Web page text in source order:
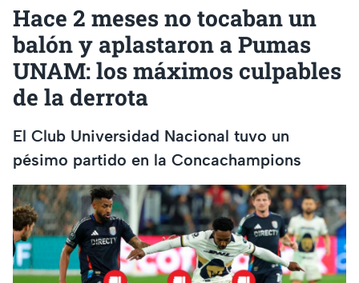
Hace 2 meses no tocaban un
balón y aplastaron a Pumas
UNAM: los máximos culpables
de la derrota
El Club Universidad Nacional tuvo un
pésimo partido en la Concachampions